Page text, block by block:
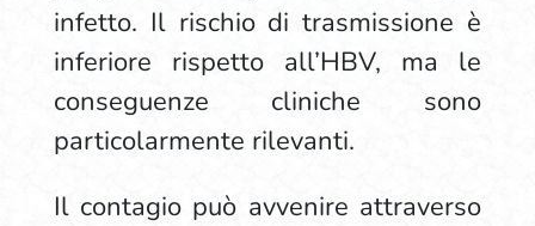
infetto. Il rischio di trasmissione è
inferiore rispetto all’HBV, ma le
conseguenze cliniche sono
particolarmente rilevanti.
Il contagio può avvenire attraverso